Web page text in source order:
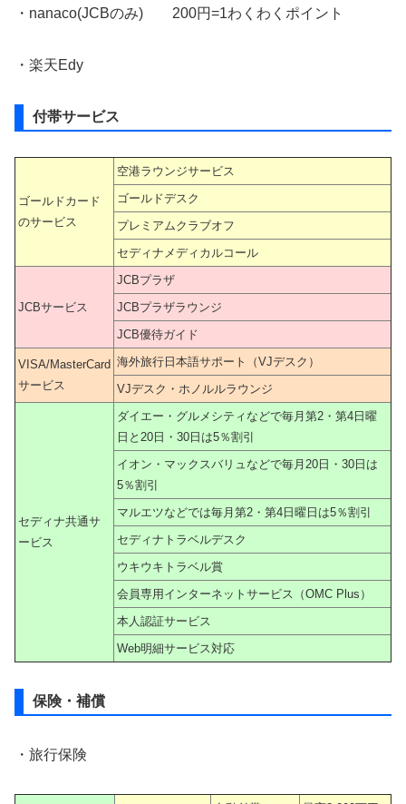
・nanaco(JCBのみ) 200円=1わくわくポイント
・楽天Edy
付帯サービス
ゴールドカード
のサービス
空港ラウンジサービス
ゴールドデスク
プレミアムクラブオフ
セディナメディカルコール
JCBサービス
JCBプラザ
JCBプラザラウンジ
JCB優待ガイド
VISA/MasterCard
サービス
海外旅行日本語サポート（VJデスク）
VJデスク・ホノルルラウンジ
セディナ共通サ
ービス
ダイエー・グルメシティなどで毎月第2・第4日曜
日と20日・30日は5％割引
イオン・マックスバリュなどで毎月20日・30日は
5％割引
マルエツなどでは毎月第2・第4日曜日は5％割引
セディナトラベルデスク
ウキウキトラベル賞
会員専用インターネットサービス（OMC Plus）
本人認証サービス
Web明細サービス対応
保険・補償
・旅行保険